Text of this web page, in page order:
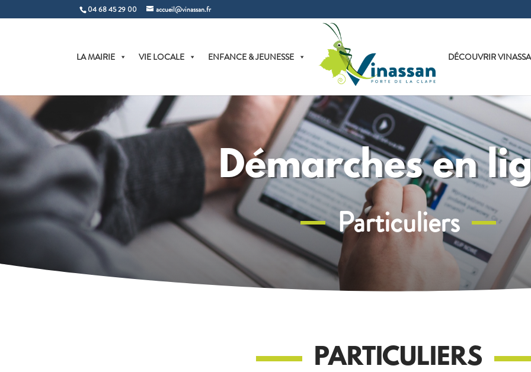
04 68 45 29 00 accueil@vinassan.fr
LA MAIRIE VIE LOCALE ENFANCE & JEUNESSE DÉCOUVRIR
Démarches en
Particuliers
PARTICULIERS